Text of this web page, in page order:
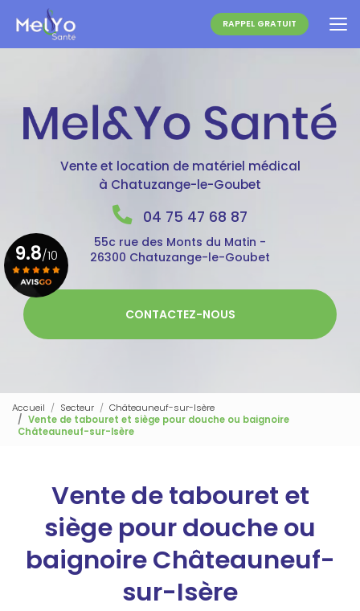
contenu
principal
RAPPEL GRATUIT
Vente et location de matériel médical
à Chatuzange-le-Goubet
04 75 47 68 87
55c rue des Monts du Matin -
26300 Chatuzange-le-Goubet
CONTACTEZ-NOUS
9.8/10
Voir le certificat
Accueil Secteur
Châteauneuf-sur-Isère
Vente de tabouret et siège pour douche ou baignoire
Châteauneuf-sur-Isère
Vente de tabouret et
siège pour douche ou
baignoire Châteauneuf-
sur-Isère